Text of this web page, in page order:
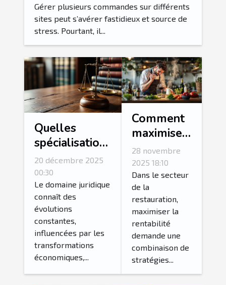
Gérer plusieurs commandes sur différents
sites peut s’avérer fastidieux et source de
stress. Pourtant, il...
Quelles
spécialisations
juridiques sont
les plus
demandées ?
20 décembre 2025
00:30
Le domaine juridique
connaît des
évolutions
constantes,
influencées par les
transformations
économiques,...
Comment
maximiser
la
rentabilité
de votre
restaurant
avec des
techniques
efficaces
28 novembre
2025 18:10
Dans le secteur
de la
restauration,
maximiser la
rentabilité
demande une
combinaison de
stratégies...